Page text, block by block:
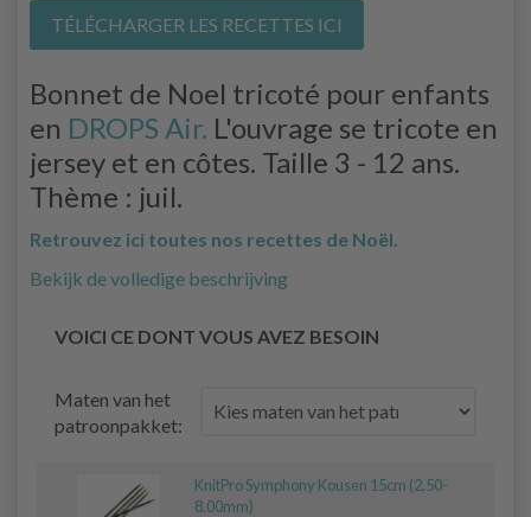
TÉLÉCHARGER LES RECETTES ICI
Bonnet de Noel tricoté pour enfants
en DROPS Air. L'ouvrage se tricote en
jersey et en côtes. Taille 3 - 12 ans.
Thème : juil.
Retrouvez ici toutes nos recettes de Noël.
Bekijk de volledige beschrijving
VOICI CE DONT VOUS AVEZ BESOIN
Maten van het
patroonpakket:
KnitPro Symphony Kousen 15cm (2.50-
8.00mm)